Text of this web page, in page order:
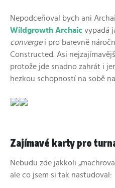
Nepodceňoval bych ani
Wildgrowth Archaic vypadá
convergei pro barevně
Constructed. Asi
protože jde snadno zahrát i
hezkou schopností na sobě
Zajímavé karty pro
Nebudu zde jakkoli
ale co jsem si tak nastudoval: